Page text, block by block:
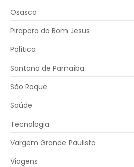
Osasco
Pirapora do Bom Jesus
Política
Santana de Parnaíba
São Roque
Saúde
Tecnologia
Vargem Grande Paulista
Viagens